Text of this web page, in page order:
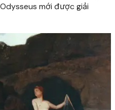
mới được giải